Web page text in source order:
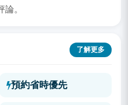
。
了解更多
預約省時優先